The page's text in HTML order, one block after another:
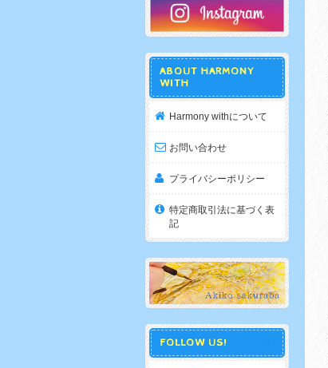
ABOUT HARMONY
WITH
Harmony withについて
お問い合わせ
プライバシーポリシー
特定商取引法に基づく表
記
FOLLOW US!